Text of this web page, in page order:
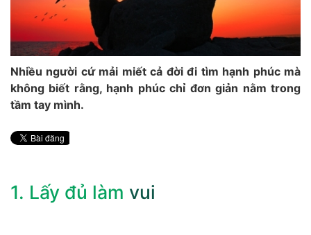
Nhiều người cứ mải miết cả đời đi tìm hạnh phúc mà
không biết rằng, hạnh phúc chỉ đơn giản nằm trong
tầm tay mình.
1. Lấy đủ làm vui